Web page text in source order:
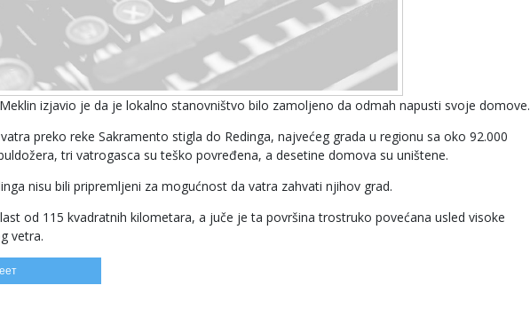
izjavio je da je lokalno stanovništvo bilo zamoljeno da odmah napusti svoje domove.
preko reke Sakramento stigla do Redinga, najvećeg grada u regionu sa oko 92.000
tri vatrogasca su teško povređena, a desetine domova su uništene.
nisu bili pripremljeni za mogućnost da vatra zahvati njihov grad.
od 115 kvadratnih kilometara, a juče je ta površina trostruko povećana usled visoke
vetra.